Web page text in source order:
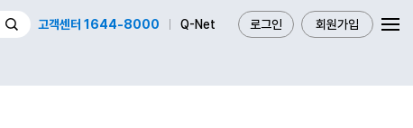
로그인 회원가입
고객센터 1644-8000 Q-Net